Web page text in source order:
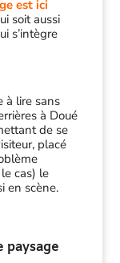
est ici
soit aussi
s’intègre
à lire sans
à Doué
de se
placé
cas) le
en scène.
paysage